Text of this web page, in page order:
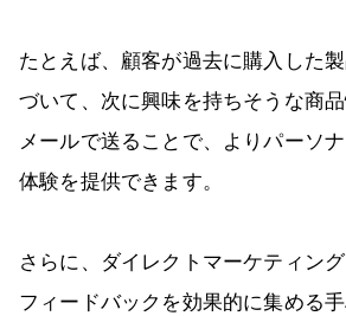
たとえば、顧客が過去に購入した
づいて、次に興味を持ちそうな商
メールで送ることで、よりパーソ
体験を提供できます。
さらに、ダイレクトマーケティン
フィードバックを効果的に集める